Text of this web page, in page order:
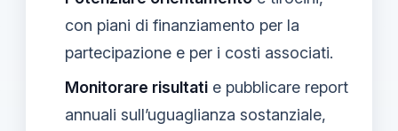
con piani di finanziamento per la
partecipazione e per i costi associati.
Monitorare risultati e pubblicare report
annuali sull’uguaglianza sostanziale,